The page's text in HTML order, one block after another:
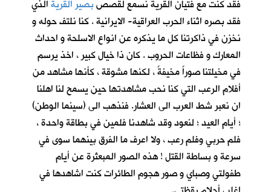
فقد كنت مع فتيان القرية نسمع لقصصبصير القريةالذي
فقد بصره اثناء الحرب العراقية- الايرانية . كنا نلتف حوله و
نخزن في ذاكرتنا كل ما يذكره عن انواع الاسلحة و احداث
المعارك و فظاعات الحروب . كان ذا خيال كبير ، اخذ يرسم
في مخيلتنا صوراً مخيفةً ، لكنها مشوقة ، كأنها مشاهد من
أفلام الرعب التي كنا نحب مشاهدتها حين يسمح لنا اهلنا
ان نعبر شط العرب الى العشار. فنذهب الى (سينما الوطن)
؛ أيام العيد ؛ لنعود وقد شاهدنا فلمين في بطاقة واحدة ،
فلم حربي وفلم رعب ، ولا اعرف ما الفرق بينهما سوى في
سرعة و بساطة القتل ! هذه الصور المبعثرة عن أيام
طفولتي وصباي و صور هجوم الطائرات كنت اشاهدها في